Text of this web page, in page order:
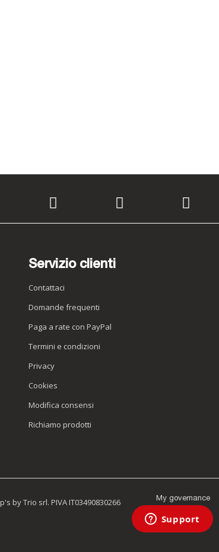
Servizio clienti
Contattaci
Domande frequenti
Paga a rate con PayPal
Termini e condizioni
Privacy
Cookies
Modifica consensi
Richiamo prodotti
My governance
by Trio srl. PIVA IT03490830266